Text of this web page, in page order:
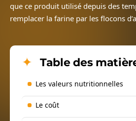
que ce produit utilisé depuis des
remplacer la farine par les flocons
Table des
Les valeurs nutritionnelles
Le coût